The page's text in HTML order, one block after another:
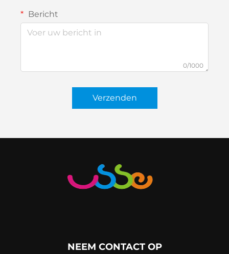
Bericht
0/1000
Verzenden
NEEM CONTACT OP